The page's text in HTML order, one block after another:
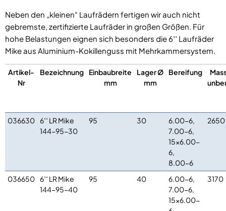
Neben den „kleinen“ Laufrädern fertigen wir auch nicht
gebremste, zertifizierte Laufräder in großen Größen. Für
hohe Belastungen eignen sich besonders die 6′′ Laufräder
Mike aus Aluminium-Kokillenguss mit Mehrkammersystem.
Artikel-
Nr
Bezeichnung
Einbaubreite
mm
Lager Ø
mm
Bereifung
036630 6′′ LR Mike
144-95-30
95 30
6.00-6,
7.00-6,
15×6.00-
6,
8.00-6
2650
036650 6′′ LR Mike
144-95-40
95 40
6.00-6,
7.00-6,
15×6.00-
3170